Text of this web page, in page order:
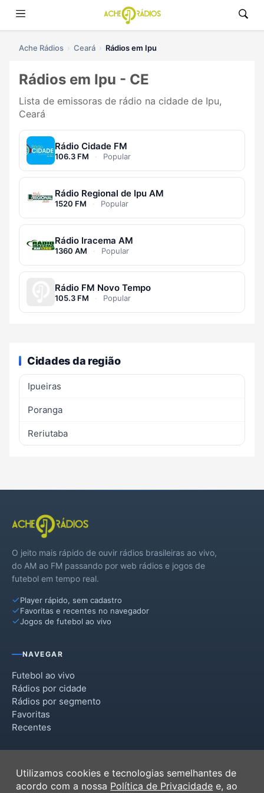
Ache Rádios Ceará Rádios em Ipu
Rádios em Ipu - CE
Lista de emissoras de rádio na cidade de Ipu,
Ceará
Rádio Cidade FM
106.3 FM · Popular
Rádio Regional de Ipu AM
1520 FM · Popular
Rádio Iracema AM
1360 AM · Popular
Rádio FM Novo Tempo
105.3 FM · Popular
Cidades da região
Ipueiras
Poranga
Reriutaba
O jeito mais rápido de ouvir rádios brasileiras ao vivo,
do AM ao FM passando por web rádios e jogos de
futebol em tempo real.
Player rápido, sem cadastro
Favoritas e recentes no navegador
Jogos de futebol ao vivo
NAVEGAR
Futebol ao vivo
Rádios por cidade
Rádios por segmento
Favoritas
Recentes
Termos de Uso
Utilizamos cookies e tecnologias semelhantes de
acordo com a nossa Política de Privacidade e, ao